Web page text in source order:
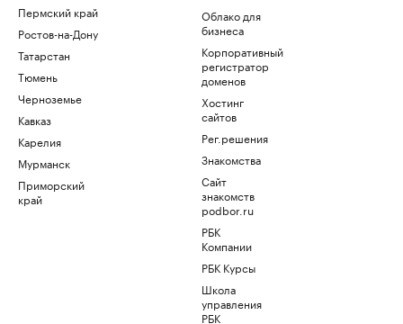
Пермский край
Ростов-на-Дону
Татарстан
Тюмень
Черноземье
Кавказ
Карелия
Мурманск
Приморский
край
Облако для
бизнеса
Корпоративный
регистратор
доменов
Хостинг
сайтов
Рег.решения
Знакомства
Сайт
знакомств
podbor.ru
РБК
Компании
РБК Курсы
Школа
управления
РБК